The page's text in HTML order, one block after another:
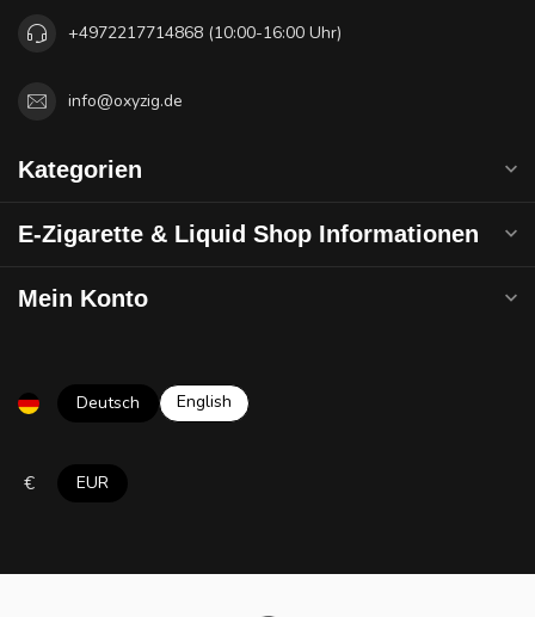
+4972217714868 (10:00-16:00 Uhr)
info@oxyzig.de
Kategorien
E-Zigarette & Liquid Shop Informationen
Mein Konto
Deutsch English
€ EUR